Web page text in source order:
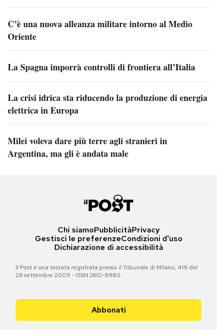
C’è una nuova alleanza militare intorno al Medio
Oriente
La Spagna imporrà controlli di frontiera all’Italia
La crisi idrica sta riducendo la produzione di energia
elettrica in Europa
Milei voleva dare più terre agli stranieri in
Argentina, ma gli è andata male
Chi siamoPubblicitàPrivacy
Gestisci le preferenzeCondizioni d'uso
Dichiarazione di accessibilità
Il Post è una testata registrata presso il Tribunale di Milano, 419 del
28 settembre 2009 - ISSN 2610-9980
Abbonati